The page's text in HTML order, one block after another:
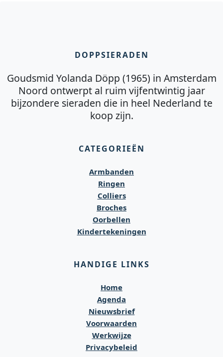
DOPPSIERADEN
Goudsmid Yolanda Döpp (1965) in Amsterdam
Noord ontwerpt al ruim vijfentwintig jaar
bijzondere sieraden die in heel Nederland te
koop zijn.
CATEGORIEËN
Armbanden
Ringen
Colliers
Broches
Oorbellen
Kindertekeningen
HANDIGE LINKS
Home
Agenda
Nieuwsbrief
Voorwaarden
Werkwijze
Privacybeleid